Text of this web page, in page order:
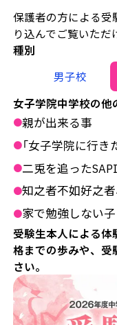
保護者の方による受
り込んでご覧いただ
種別
男子校
女子学院中学校の他
●親が出来る事
●「女子学院に行
●二兎を追った
●知之者不如好之
●家で勉強しない
受験生本人による体
格までの歩みや、受
さい。